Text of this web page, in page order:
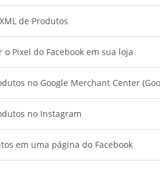
de Produtos
Pixel do Facebook em sua loja
no Google Merchant Center
no Instagram
em uma página do Facebook